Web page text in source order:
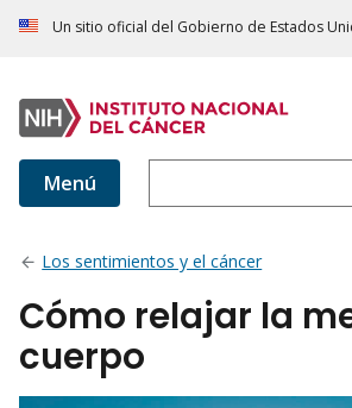
Un sitio oficial del Gobierno de Estados
Menú
Los sentimientos y el cáncer
Cómo relajar la
cuerpo